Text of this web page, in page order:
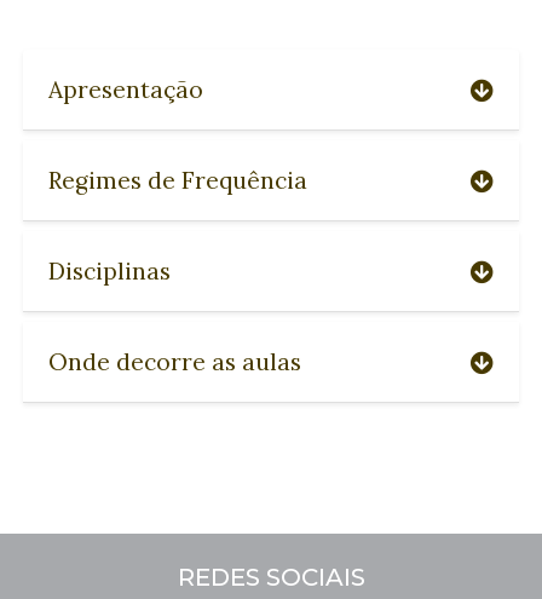
Apresentação
Regimes de Frequência
Disciplinas
Onde decorre as aulas
REDES SOCIAIS